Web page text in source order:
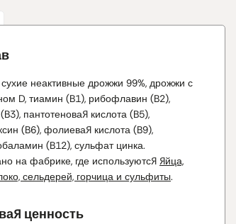
неактивные дрожжи 99%, дрожжи с
D, тиамин (B1), рибофлавин (B2),
пантотеновая кислота (B5),
(B6), фолиевая кислота (B9),
(B12), сульфат цинка.
на фабрике, где используются яйца,
сельдерей, горчица и сульфиты.
ценность